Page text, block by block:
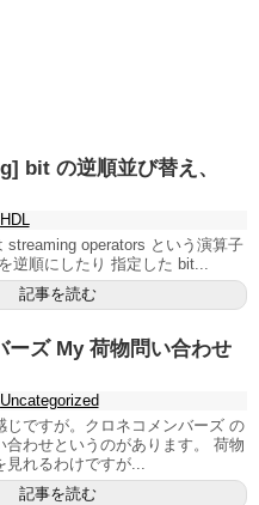
bit の逆順並び替え、
HDL
streaming operators という演算子
逆順にしたり 指定した bit...
記事を読む
ーズ My 荷物問い合わせ
Uncategorized
じですが。クロネコメンバーズ の
わせというのがあります。 荷物
見れるわけですが...
記事を読む